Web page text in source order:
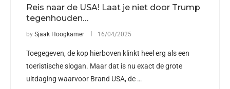
Reis naar de USA! Laat je niet door Trump
tegenhouden…
by Sjaak Hoogkamer 16/04/2025
Toegegeven, de kop hierboven klinkt heel erg als een
toeristische slogan. Maar dat is nu exact de grote
uitdaging waarvoor Brand USA, de …